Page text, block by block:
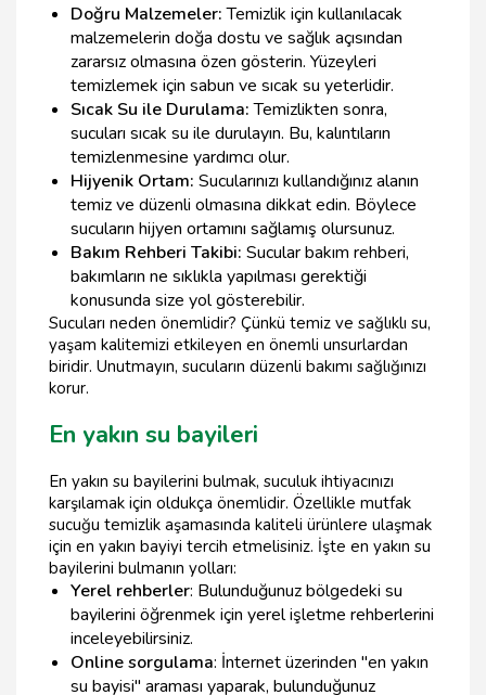
Doğru Malzemeler:Temizlik için kullanılacak
malzemelerin doğa dostu ve sağlık açısından
zararsız olmasına özen gösterin. Yüzeyleri
temizlemek için sabun ve sıcak su yeterlidir.
Sıcak Su ile Durulama:Temizlikten sonra,
sucuları sıcak su ile durulayın. Bu, kalıntıların
temizlenmesine yardımcı olur.
Hijyenik Ortam: Sucularınızı kullandığınız alanın
temiz ve düzenli olmasına dikkat edin. Böylece
sucuların hijyen ortamını sağlamış olursunuz.
Bakım Rehberi Takibi: Sucular bakım rehberi,
bakımların ne sıklıkla yapılması gerektiği
konusunda size yol gösterebilir.
Sucuları neden önemlidir? Çünkü temiz ve sağlıklı su,
yaşam kalitemizi etkileyen en önemli unsurlardan
biridir. Unutmayın, sucuların düzenli bakımı sağlığınızı
korur.
En yakın su bayileri
En yakın su bayilerini bulmak, suculuk ihtiyacınızı
karşılamak için oldukça önemlidir. Özellikle mutfak
sucuğu temizlik aşamasında kaliteli ürünlere ulaşmak
için en yakın bayiyi tercih etmelisiniz. İşte en yakın su
bayilerini bulmanın yolları:
Yerel rehberler: Bulunduğunuz bölgedeki su
bayilerini öğrenmek için yerel işletme rehberlerini
inceleyebilirsiniz.
Online sorgulama: İnternet üzerinden "en yakın
su bayisi" araması yaparak, bulunduğunuz